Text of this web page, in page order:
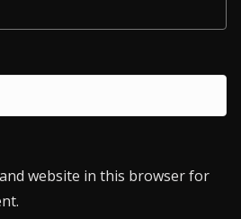
website in this browser for